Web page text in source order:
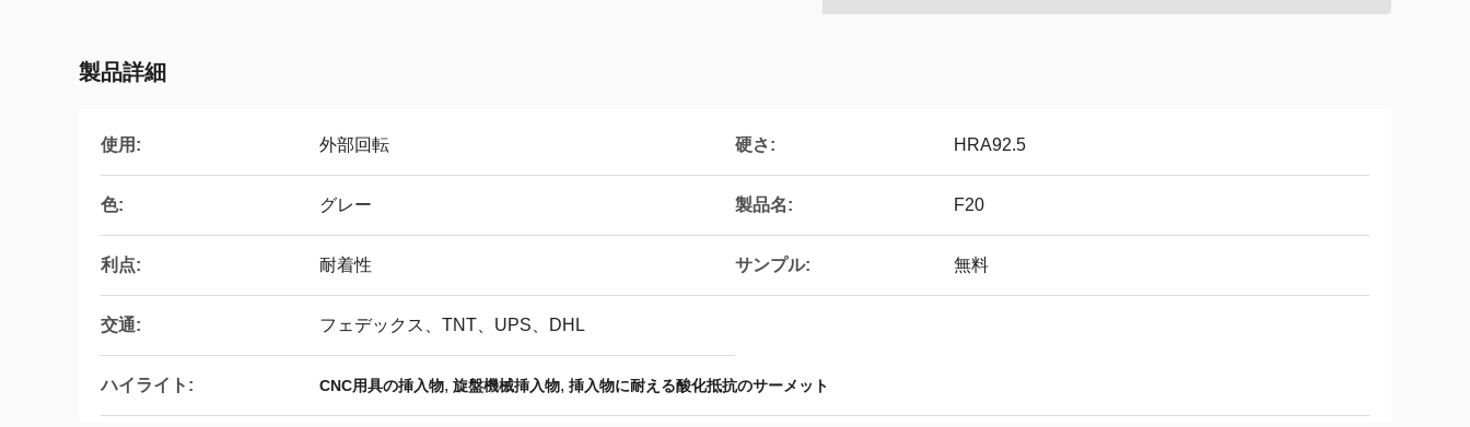
製品詳細
使用: 外部回転 硬さ: HRA92.5
色: グレー 製品名: F20
利点: 耐着性 サンプル: 無料
交通: フェデックス、TNT、UPS、DHL
ハイライト: CNC用具の挿入物, 旋盤機械挿入物, 挿入物に耐える酸化抵抗のサーメット